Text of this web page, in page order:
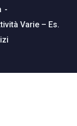
Varie – Es.